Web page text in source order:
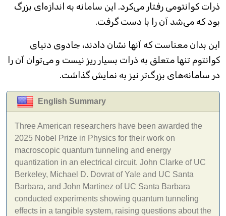
ذرات کوانتومی رفتار می‌کرد. این سامانه به اندازه‌ای بزرگ
بود که می‌شد آن را با دست گرفت.
این بدان معناست که آنها نشان دادند، جادوی دنیای
کوانتوم تنها متعلق به ذرات بسیار ریز نیست و می‌توان آن‌ را
در سامانه‌های بزرگ‌تر نیز به نمایش گذاشت.
English Summary
Three American researchers have been awarded the
2025 Nobel Prize in Physics for their work on
macroscopic quantum tunneling and energy
quantization in an electrical circuit. John Clarke of UC
Berkeley, Michael D. Dovrat of Yale and UC Santa
Barbara, and John Martinez of UC Santa Barbara
conducted experiments showing quantum tunneling
effects in a tangible system, raising questions about the